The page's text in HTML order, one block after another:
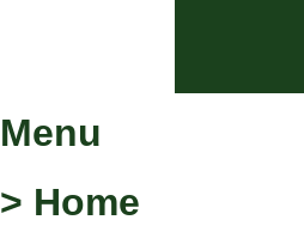
Menu
> Home